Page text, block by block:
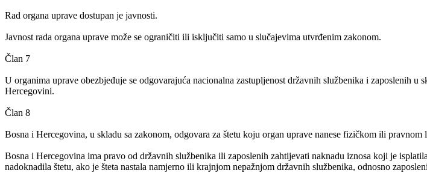
Rad organa uprave dostupan je javnosti.
Javnost rada organa uprave može se ograničiti ili isključiti samo u slučajevima utvrđenim zakonom.
Član 7
U organima uprave obezbjeđuje se odgovarajuća nacionalna zastupljenost državnih službenika i zaposlenih
Hercegovini.
Član 8
Bosna i Hercegovina, u skladu sa zakonom, odgovara za štetu koju organ uprave nanese fizičkom ili pravnom
Bosna i Hercegovina ima pravo od državnih službenika ili zaposlenih zahtijevati naknadu iznosa koji je
nadoknadila štetu, ako je šteta nastala namjerno ili krajnjom nepažnjom državnih službenika, odnosno